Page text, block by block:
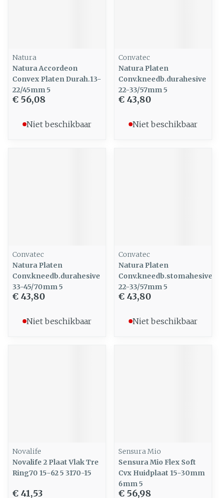
Natura
Natura Accordeon
Convex Platen Durah.13-
22/45mm 5
€ 56,08
Niet beschikbaar
Convatec
Natura Platen
Conv.kneedb.durahesive
22-33/57mm 5
€ 43,80
Niet beschikbaar
Convatec
Natura Platen
Conv.kneedb.durahesive
33-45/70mm 5
€ 43,80
Niet beschikbaar
Convatec
Natura Platen
Conv.kneedb.stomahesive
22-33/57mm 5
€ 43,80
Niet beschikbaar
Novalife
Novalife 2 Plaat Vlak Tre
Ring70 15-62 5 3170-15
€ 41,53
Sensura Mio
Sensura Mio Flex Soft
Cvx Huidplaat 15-30mm
6mm 5
€ 56,98